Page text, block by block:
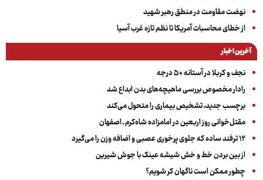
نهضت مقاومت در منطق رهبر شهید
از خطای محاسبات آمریکا تا نظم تازه غرب آسیا
آخرین اخبار
نجف و کربلا در آستانه ۵۰ درجه
رادار مخصوص بررسی ماهیچه‌های بدن ابداع شد
برچسب جدید، تشخیص بیماری را متحول می‌کند
مقتل‌خوانی روز اربعین در امامزاده شاه‌کرم ـ اصفهان
۱۲ ترفند ساده که جلوی پرخوری عصبی و اضافه ‌وزن را می‌گیرد
از بین بردن خط و خش شیشه عینک با جوش شیرین
چطور ممکن است ناگهان کر شویم؟